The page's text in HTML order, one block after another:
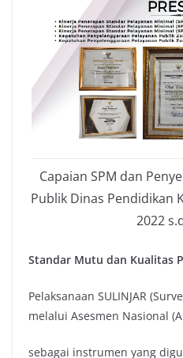
Capaian SPM dan
Publik Dinas Pendidikan
2022
Standar Mutu dan Kualitas
Pelaksanaan SULINJAR
melalui Asesmen Nasional
sebagai instrumen yang